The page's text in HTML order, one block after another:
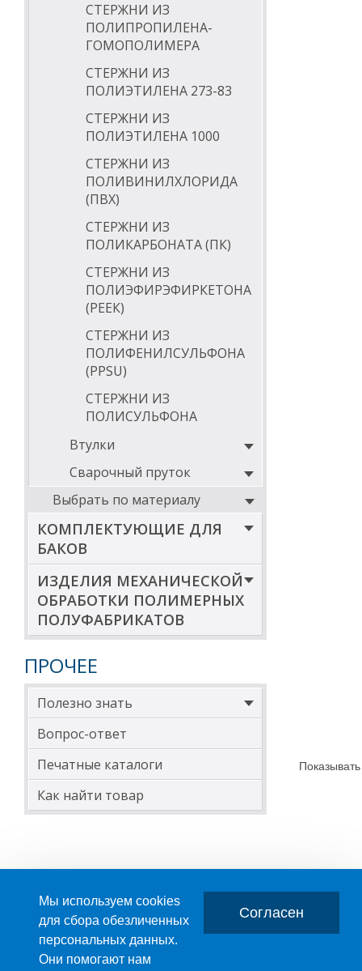
СТЕРЖНИ ИЗ
ПОЛИПРОПИЛЕНА-
ГОМОПОЛИМЕРА
СТЕРЖНИ ИЗ
ПОЛИЭТИЛЕНА 273-83
СТЕРЖНИ ИЗ
ПОЛИЭТИЛЕНА 1000
СТЕРЖНИ ИЗ
ПОЛИВИНИЛХЛОРИДА
(ПВХ)
СТЕРЖНИ ИЗ
ПОЛИКАРБОНАТА (ПК)
СТЕРЖНИ ИЗ
ПОЛИЭФИРЭФИРКЕТОНА
(РЕЕК)
СТЕРЖНИ ИЗ
ПОЛИФЕНИЛСУЛЬФОНА
(PPSU)
СТЕРЖНИ ИЗ
ПОЛИСУЛЬФОНА
Втулки
Сварочный пруток
Выбрать по материалу
КОМПЛЕКТУЮЩИЕ ДЛЯ
БАКОВ
ИЗДЕЛИЯ МЕХАНИЧЕСКОЙ
ОБРАБОТКИ ПОЛИМЕРНЫХ
ПОЛУФАБРИКАТОВ
ПРОЧЕЕ
Полезно знать
Вопрос-ответ
Печатные каталоги
Как найти товар
Мы используем cookies
для сбора обезличенных
персональных данных.
Они помогают нам
Согласен